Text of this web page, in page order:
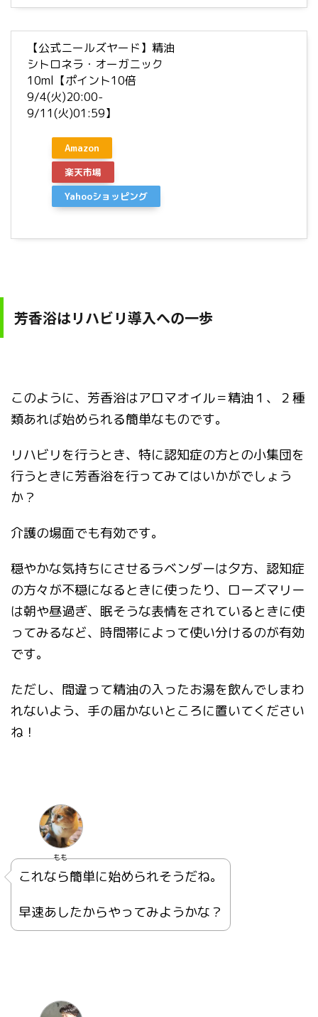
【公式ニールズヤード】精油
シトロネラ・オーガニック
10ml【ポイント10倍
9/4(火)20:00-
9/11(火)01:59】
Amazon
楽天市場
Yahooショッピング
芳香浴はリハビリ導入への一歩
このように、芳香浴はアロマオイル＝精油１、２種
類あれば始められる簡単なものです。
リハビリを行うとき、特に認知症の方との小集団を
行うときに芳香浴を行ってみてはいかがでしょう
か？
介護の場面でも有効です。
穏やかな気持ちにさせるラベンダーは夕方、認知症
の方々が不穏になるときに使ったり、ローズマリー
は朝や昼過ぎ、眠そうな表情をされているときに使
ってみるなど、時間帯によって使い分けるのが有効
です。
ただし、間違って精油の入ったお湯を飲んでしまわ
れないよう、手の届かないところに置いてください
ね！
もも
これなら簡単に始められそうだね。
早速あしたからやってみようかな？